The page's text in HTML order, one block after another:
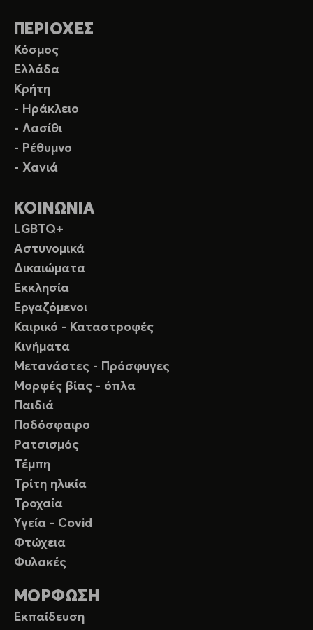
ΠΕΡΙΟΧΕΣ
Κόσμος
Ελλάδα
Κρήτη
- Ηράκλειο
- Λασίθι
- Ρέθυμνο
- Χανιά
ΚΟΙΝΩΝΙΑ
LGBTQ+
Αστυνομικά
Δικαιώματα
Εκκλησία
Εργαζόμενοι
Καιρικό - Καταστροφές
Κινήματα
Μετανάστες - Πρόσφυγες
Μορφές βίας - όπλα
Παιδιά
Ποδόσφαιρο
Ρατσισμός
Τέμπη
Τρίτη ηλικία
Τροχαία
Υγεία - Covid
Φτώχεια
Φυλακές
ΜΟΡΦΩΣΗ
Εκπαίδευση